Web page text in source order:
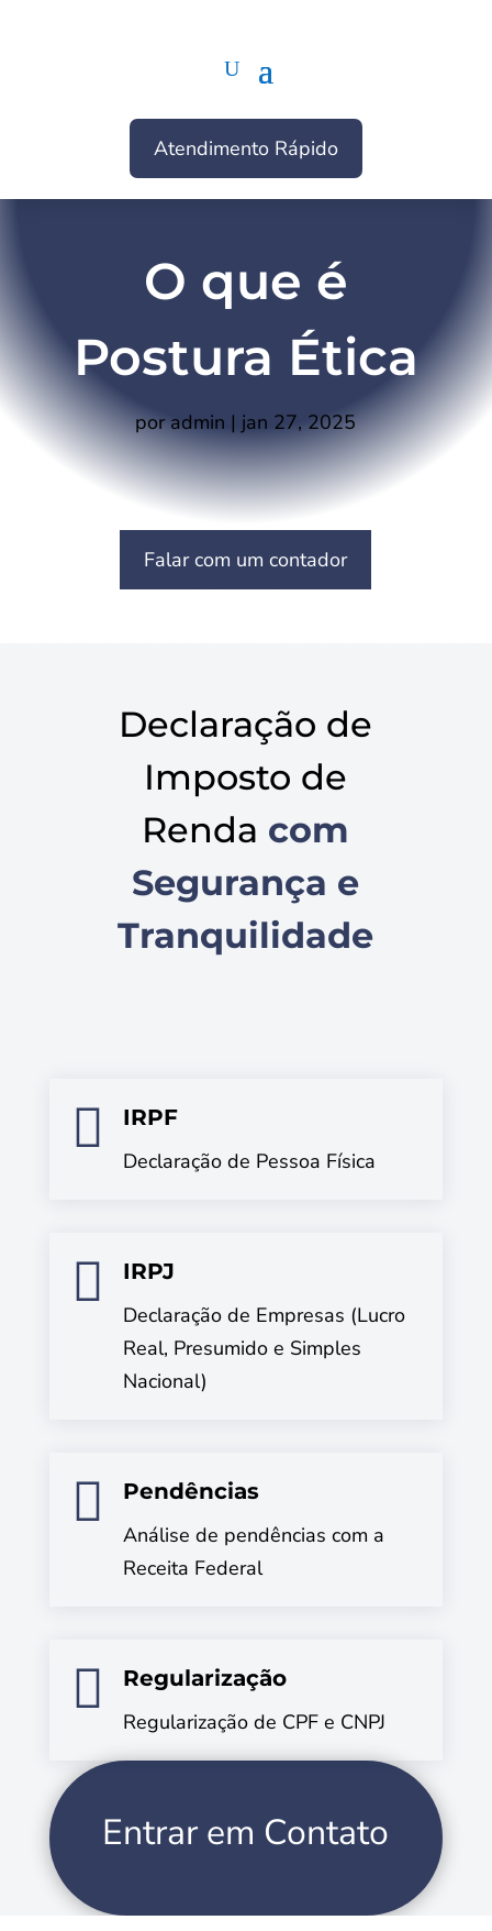
Atendimento Rápido
O que é
Postura Ética
poradmin | jan 27, 2025
Falar com um contador
Declaração de
Imposto de
Renda com
Segurança e
Tranquilidade

IRPF
Declaração de Pessoa Física

IRPJ
Declaração de Empresas (Lucro
Real, Presumido e Simples
Nacional)

Pendências
Análise de pendências com a
Receita Federal

Regularização
Regularização de CPF e CNPJ
Entrar em Contato